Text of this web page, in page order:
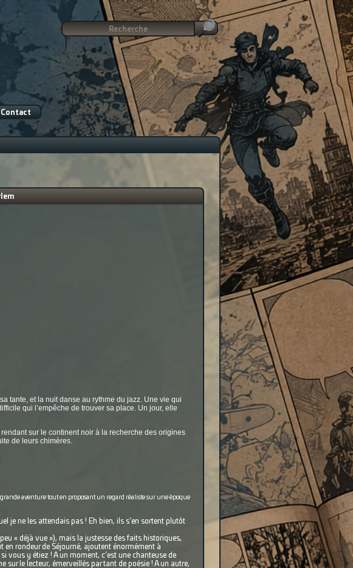
Contact
tante, et la nuit danse au rythme du jazz. Une vie qui
qui l’empêche de trouver sa place. Un jour, elle
sur le continent noir à la recherche des origines
de leurs chimères.
aventure tout en proposant un regard réaliste sur une époque
je ne les attendais pas ! Eh bien, ils s’en sortent plutôt
« déjà vue »), mais la justesse des faits historiques,
en rondeur de Séjourné, ajoutent énormément à
vous y étiez ! A un moment, c’est une chanteuse de
le lecteur, émerveillés par tant de poésie ! A un autre,